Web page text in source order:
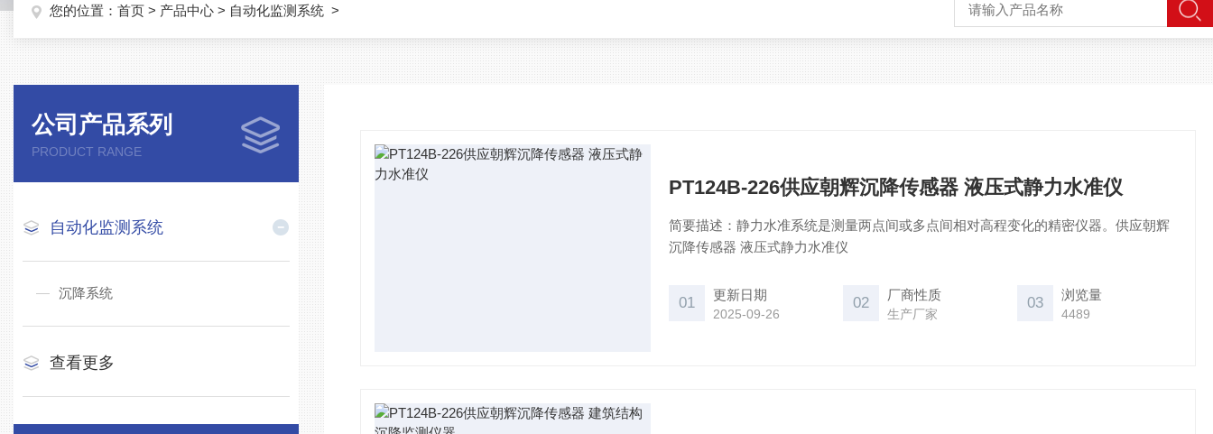
您的位置： 首页 > 产品中心 > 自动化监测系统 >
公司产品系列
PRODUCT RANGE
自动化监测系统
沉降系统
查看更多
PT124B-226供应朝辉沉降传感器 液压式静力水准仪
简要描述：静力水准系统是测量两点间或多点间相对高程变化的精密仪器。供应朝辉
沉降传感器 液压式静力水准仪
01 更新日期
2025-09-26
02 厂商性质
生产厂家
03 浏览量
4489